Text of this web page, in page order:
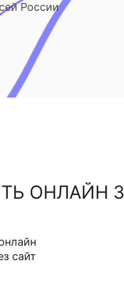
России
ОНЛАЙН
сайт